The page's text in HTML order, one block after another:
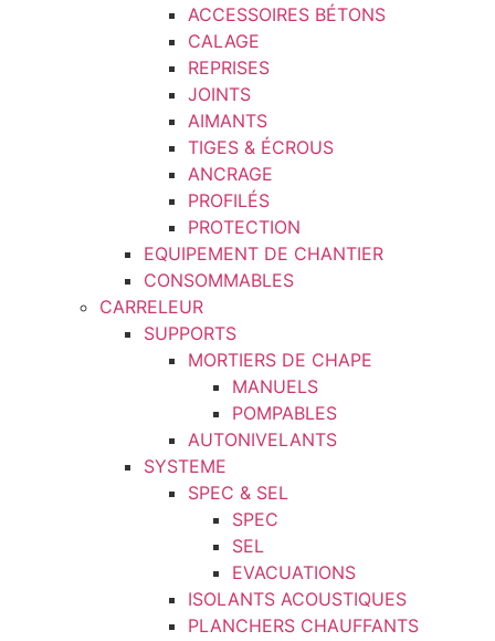
ACCESSOIRES BÉTONS
CALAGE
REPRISES
JOINTS
AIMANTS
TIGES & ÉCROUS
ANCRAGE
PROFILÉS
PROTECTION
EQUIPEMENT DE CHANTIER
CONSOMMABLES
CARRELEUR
SUPPORTS
MORTIERS DE CHAPE
MANUELS
POMPABLES
AUTONIVELANTS
SYSTEME
SPEC & SEL
SPEC
SEL
EVACUATIONS
ISOLANTS ACOUSTIQUES
PLANCHERS CHAUFFANTS